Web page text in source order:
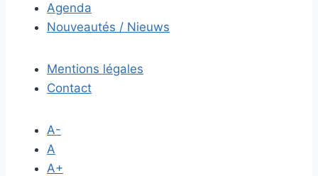
Agenda
Nouveautés / Nieuws
Mentions légales
Contact
A-
A
A+